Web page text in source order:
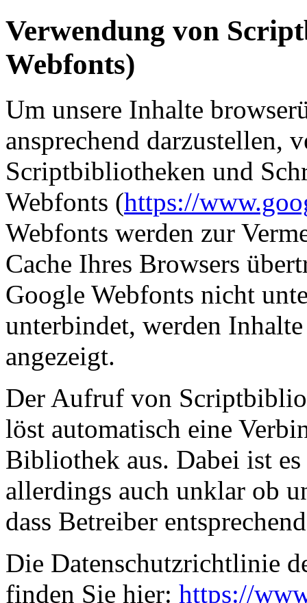
Verwendung von
Webfonts)
Um unsere Inhalte
ansprechend darzustellen,
Scriptbibliotheken und
Webfonts (https://
Webfonts werden zur
Cache Ihres Browsers
Google Webfonts nicht
unterbindet, werden
angezeigt.
Der Aufruf von
löst automatisch eine
Bibliothek aus. Dabei ist
allerdings auch unklar ob
dass Betreiber
Die Datenschutzrichtlinie
finden Sie hier: https://